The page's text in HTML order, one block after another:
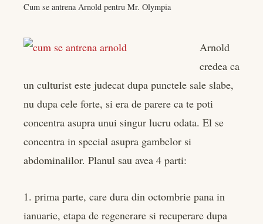
Cum se antrena Arnold pentru Mr. Olympia
Arnold
credea ca
un culturist este judecat dupa punctele sale slabe,
nu dupa cele forte, si era de parere ca te poti
concentra asupra unui singur lucru odata. El se
concentra in special asupra gambelor si
abdominalilor. Planul sau avea 4 parti:
1. prima parte, care dura din octombrie pana in
ianuarie, etapa de regenerare si recuperare dupa